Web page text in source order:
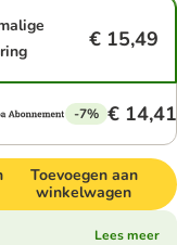
€ 15,49
-7% € 14,41
Toevoegen aan
winkelwagen
Lees meer